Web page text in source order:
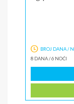
BROJ DANA /
8 DANA/6 NOĆI